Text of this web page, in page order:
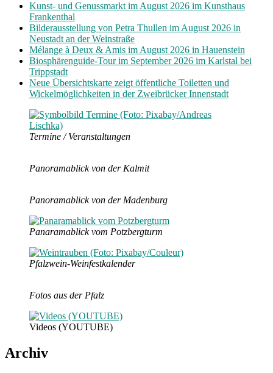
Kunst- und Genussmarkt im August 2026 im Kunsthaus
Frankenthal
Bilderausstellung von Petra Thullen im August 2026 in
Neustadt an der Weinstraße
Mélange à Deux & Amis im August 2026 in Hauenstein
Biosphärenguide-Tour im September 2026 im Karlstal bei
Trippstadt
Neue Übersichtskarte zeigt öffentliche Toiletten und
Wickelmöglichkeiten in der Zweibrücker Innenstadt
Termine / Veranstaltungen
Panoramablick von der Kalmit
Panoramablick von der Madenburg
Panaramablick vom Potzbergturm
Pfalzwein-Weinfestkalender
Fotos aus der Pfalz
Videos (YOUTUBE)
Archiv